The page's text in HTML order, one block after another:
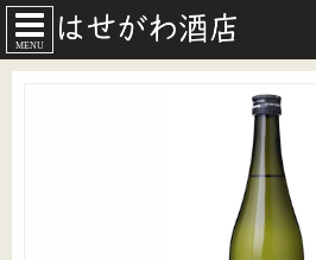
MENU